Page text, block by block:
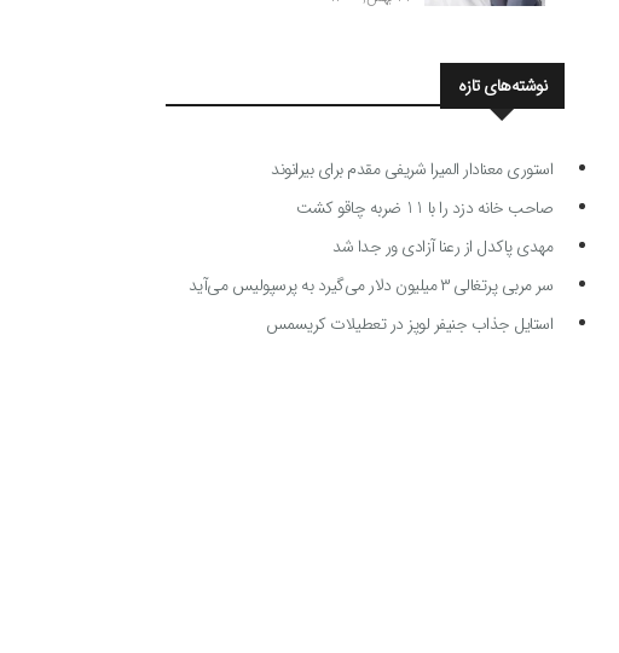
نوشته‌های تازه
استوری معنادار المیرا شریفی مقدم برای بیرانوند
صاحب خانه دزد را با 11 ضربه چاقو کشت
مهدی پاکدل از رعنا آزادی ور جدا شد
سر مربی پرتغالی ۳ میلیون دلار می‌گیرد به پرسپولیس می‌آید
استایل جذاب جنیفر لوپز در تعطیلات کریسمس